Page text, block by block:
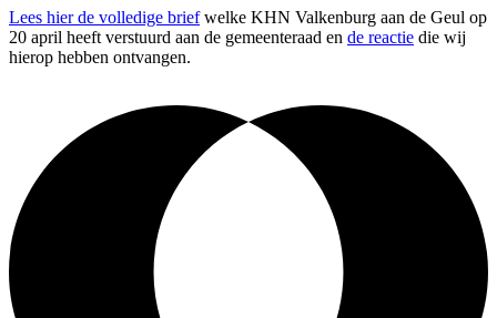
Lees hier de volledige briefwelke KHN Valkenburg aan de Geul op
20 april heeft verstuurd aan de gemeenteraad en de reactie die wij
hierop hebben ontvangen.